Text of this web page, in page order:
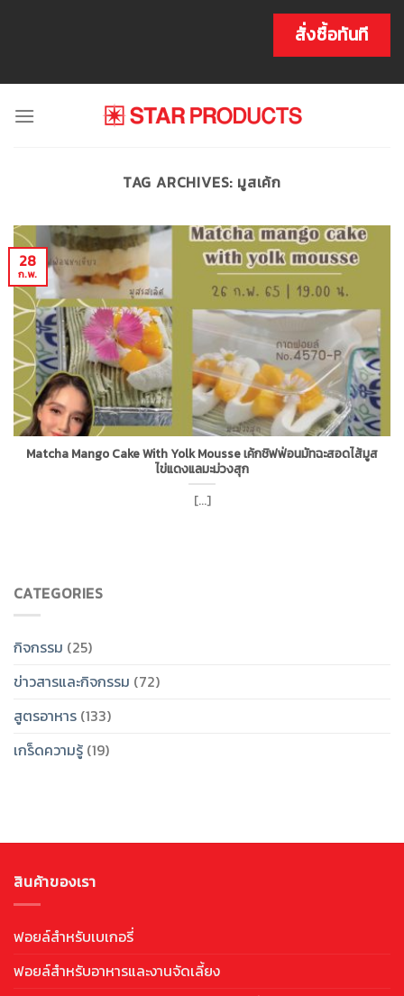
สั่งซื้อทันที
TAG ARCHIVES: มูสเค้ก
CATEGORIES
กิจกรรม (25)
ข่าวสารและกิจกรรม (72)
สูตรอาหาร (133)
เกร็ดความรู้ (19)
Matcha Mango Cake With Yolk Mousse เค้กชิฟฟ่อนมัทฉะสอดไส้มูส
ไข่แดงแลมะม่วงสุก
[...]
28
ก.พ.
สินค้าของเรา
ฟอยล์สำหรับเบเกอรี่
ฟอยล์สำหรับอาหารและงานจัดเลี้ยง